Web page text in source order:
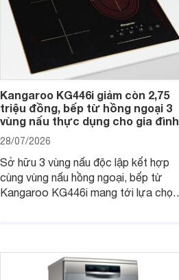
Kangaroo KG446i giảm còn 2,75
triệu đồng, bếp từ hồng ngoại 3
vùng nấu thực dụng cho gia đình
28/07/2026
Sở hữu 3 vùng nấu độc lập kết hợp
cùng vùng nấu hồng ngoại, bếp từ
Kangaroo KG446i mang tới lựa chọn
nhiều cửa hàng, đại lý.